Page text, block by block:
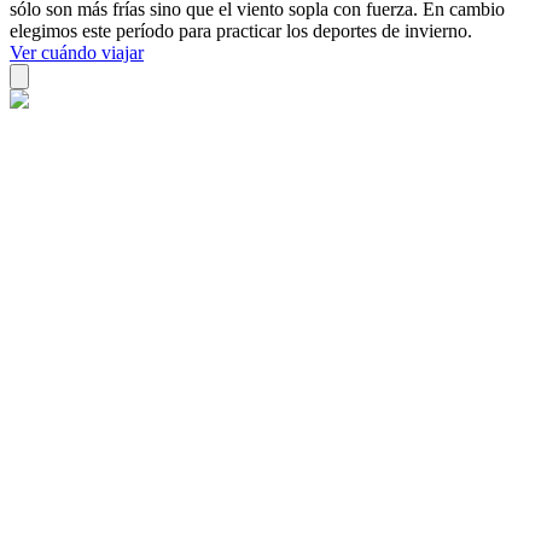
sólo son más frías sino que el viento sopla con fuerza. En cambio
elegimos este período para practicar los deportes de invierno.
Ver cuándo viajar